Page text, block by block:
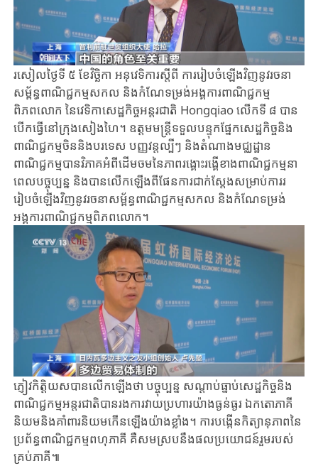
រសៀលថ្ងៃទី ​៥ ខែវិច្ឆិកា អនុ​វេទិការស្តីពី ការរៀបចំឡើងវិញនូវ​រចនា
សម្ព័ន្ធពាណិជ្ជកម្ម​សកល ​និង​កំណែទម្រង់អង្គការពាណិជ្ជកម្ម​
ពិភពលោក នៃវេទិកាសេដ្ឋកិច្ចអន្តរជាតិ​​ Hongqiao​ លើកទី ៨ បាន​
បើកធ្វើនៅក្រុងសៀងហៃ។ ​ឧត្តមមន្ត្រីទទួលបន្ទុកផ្នែកសេដ្ឋកិច្ចនិង
ពាណិជ្ជកម្ម​ចិននិងបរទេស ​បញ្ញវន្តល្បីៗ ​និងតំណាងមជ្ឈដ្ឋាន
ពាណិជ្ជកម្ម​​បាន​វិភាគអំពីដើមចមនៃភាពរង្គោះរង្គើខាងពាណិជ្ជកម្មនា
ពេលបច្ចុប្បន្ន ​និងបានលើកឡើងពីផែនការជាក់ស្តែងសម្រាប់ការ​រ
រៀបចំឡើងវិញនូវ​រចនាសម្ព័ន្ធពាណិជ្ជកម្ម​សកល ​និង​កំណែទម្រង់
អង្គការពាណិជ្ជកម្ម​ពិភពលោក។
ភ្ញៀវកិត្តិយសបានលើកឡើងថា​ ​បច្ចុប្បន្ន​​​ សណ្តាប់ធ្នាប់សេដ្ឋកិច្ចនិង
ពាណិជ្ជកម្ម​អន្តរជាតិបាន​រងការវាយប្រហារ​យ៉ាងធ្ងន់ធ្ងរ ​ឯកតោភាគី
និយម​និងគាំពារនិយមកើនឡើងយ៉ាងខ្លាំង​។ ​ការបង្កើនកិត្យានុភាពនៃ
ប្រព័ន្ធពាណិជ្ជកម្មពហុភាគី គឺសមស្របនឹងផលប្រយោជន៍រួមរបស់
គ្រប់ភាគី៕